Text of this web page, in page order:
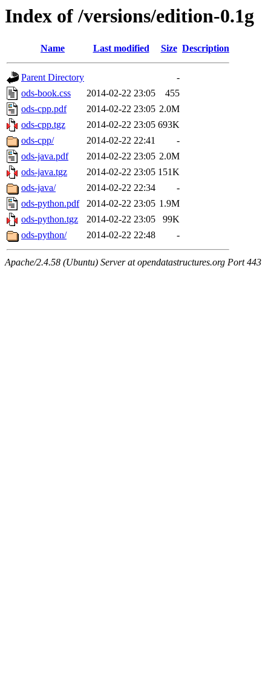
Index of /versions/edition-0.1g
Name Last modified Size Description
Parent Directory
-
ods-book.css
2014-02-22 23:05
455
ods-cpp.pdf
2014-02-22 23:05 2.0M
ods-cpp.tgz
2014-02-22 23:05 693K
ods-cpp/
2014-02-22 22:41
-
ods-java.pdf
2014-02-22 23:05 2.0M
ods-java.tgz
2014-02-22 23:05 151K
ods-java/
2014-02-22 22:34
-
ods-python.pdf
2014-02-22 23:05 1.9M
ods-python.tgz
2014-02-22 23:05
99K
ods-python/
2014-02-22 22:48 -
Apache/2.4.58 (Ubuntu) Server at opendatastructures.org Port 443